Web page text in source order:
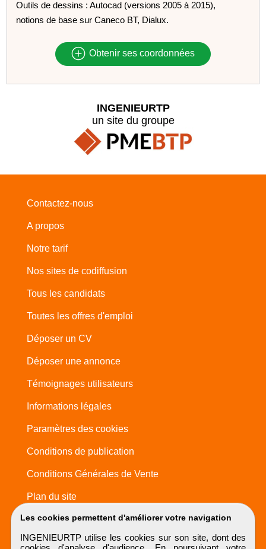
Outils de dessins : Autocad (versions 2005 à 2015),
notions de base sur Caneco BT, Dialux.
Obtenir ses coordonnées
Les cookies permettent d'améliorer votre navigation
INGENIEURTP utilise les cookies sur son site, dont des
INGENIEURTP
un site du groupe
Contactez-nous
A propos
Notre tarif
Nos sites de codiffusion
Tous les candidats
Toutes les offres d'emploi
Déposer un CV
Déposer une annonce
Témoignages utilisateurs
Informations légales
Paramètres des cookies
Conditions de publication
Conditions Générales de Vente
Plan du site